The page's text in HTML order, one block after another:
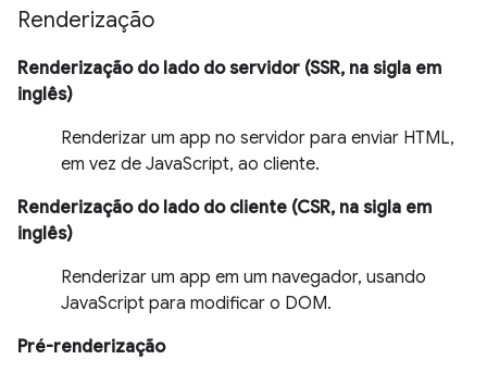
Renderização
Renderização do lado do servidor (SSR, na sigla em
inglês)
Renderizar um app no servidor para enviar HTML,
em vez de JavaScript, ao cliente.
Renderização do lado do cliente (CSR, na sigla em
inglês)
Renderizar um app em um navegador, usando
JavaScript para modificar o DOM.
Pré-renderização